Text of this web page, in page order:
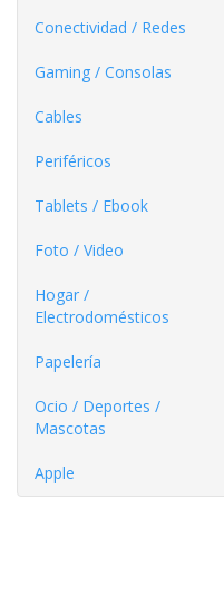
Conectividad / Redes
Gaming / Consolas
Cables
Periféricos
Tablets / Ebook
Foto / Video
Hogar /
Electrodomésticos
Papelería
Ocio / Deportes /
Mascotas
Apple